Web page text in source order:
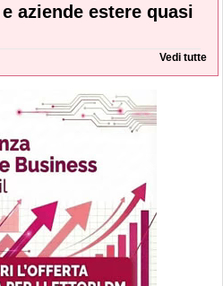
aziende estere quasi
Vedi tutte